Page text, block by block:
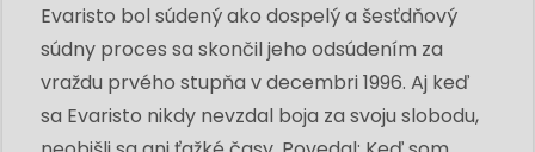
Evaristo bol súdený ako dospelý a šesťdňový
súdny proces sa skončil jeho odsúdením za
vraždu prvého stupňa v decembri 1996. Aj keď
sa Evaristo nikdy nevzdal boja za svoju slobodu,